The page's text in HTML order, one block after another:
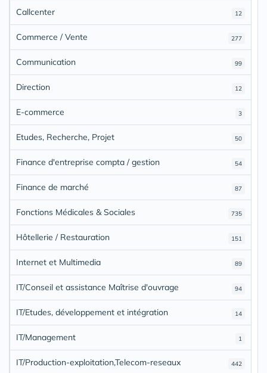
12
Callcenter
277
Commerce / Vente
99
Communication
12
Direction
3
E-commerce
50
Etudes, Recherche, Projet
54
Finance d'entreprise compta / gestion
87
Finance de marché
735
Fonctions Médicales & Sociales
151
Hôtellerie / Restauration
89
Internet et Multimedia
94
IT/Conseil et assistance Maîtrise d'ouvrage
14
IT/Etudes, développement et intégration
1
IT/Management
442
IT/Production-exploitation,Telecom-reseaux